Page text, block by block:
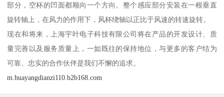
部分，空杯的凹面都顺向一个方向。整个感应部分安装在一根垂直
旋转轴上，在风力的作用下，风杯绕轴以正比于风速的转速旋转。
现在和将来，上海宇叶电子科技有限公司将在产品的开发设计、质
量完善以及服务质量上，一如既往的保持地位，与更多的客户结为
可靠、忠实的合作伙伴是我们不懈的追求。
m.huayangdianzi110.b2b168.com